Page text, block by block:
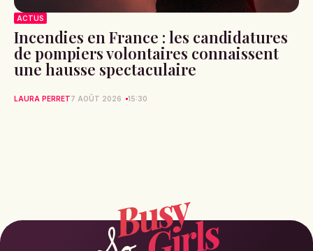
ACTUS
Incendies en France : les candidatures
de pompiers volontaires connaissent
une hausse spectaculaire
LAURA PERRET7 AOÛT 2026 15:30